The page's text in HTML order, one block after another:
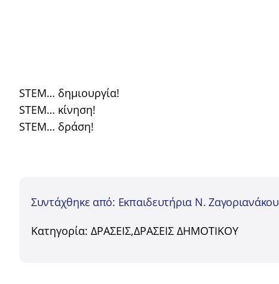
STEM… δημιουργία!
STEM… κίνηση!
STEM… δράση!
Συντάχθηκε από: Εκπαιδευτήρια Ν. Ζαγοριανάκου
Κατηγορία: ΔΡΑΣΕΙΣ,ΔΡΑΣΕΙΣ ΔΗΜΟΤΙΚΟΥ